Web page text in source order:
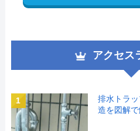
アクセス
1
排水トラ
造を図解で